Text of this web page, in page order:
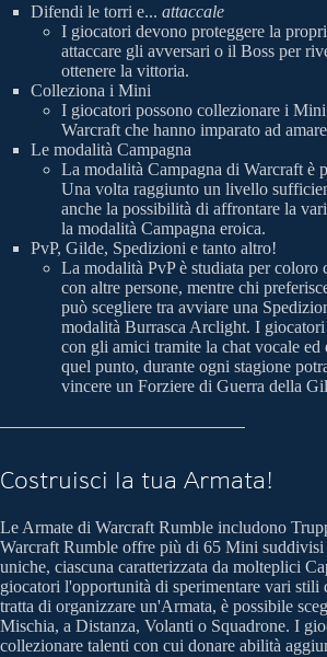
Difendi le torri e... attaccale
I giocatori devono proteggere la
attaccare gli avversari o il Boss per
ottenere la vittoria.
Colleziona i Mini
I giocatori possono collezionare i
Warcraft che hanno imparato ad
Le modalità Campagna
La modalità Campagna di Warcraft è
Una volta raggiunto un livello
anche la possibilità di affrontare la
la modalità Campagna eroica.
PvP, Gilde, Spedizioni e tanto altro!
La modalità PvP è studiata per coloro
con altre persone, mentre chi
può scegliere tra avviare una
modalità Burrasca Arclight. I
con gli amici tramite la chat vocale ed
quel punto, durante ogni stagione
vincere un Forziere di Guerra della
Costruisci la tua Armata!
Le Armate di Warcraft Rumble includono
Warcraft Rumble offre più di 65 Mini
uniche, ciascuna caratterizzata da molteplici
giocatori l'opportunità di sperimentare vari stili
tratta di organizzare un'Armata, è possibile
Mischia, a Distanza, Volanti o Squadrone. I
collezionare talenti con cui donare abilità